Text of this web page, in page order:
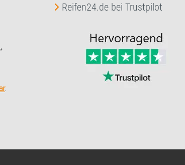
.
Reifen24.de bei Trustpilot